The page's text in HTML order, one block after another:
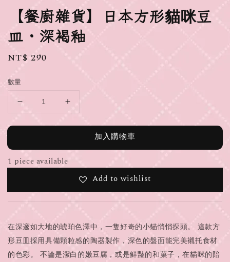
【餐廚雜貨】日本方形貓咪豆
皿・深褐釉
Regular
NT$ 290
數量
加入購物車
1 piece available
Add to wishlist
在深邃如大地的琥珀色澤中，一隻好奇的小貓悄悄探頭。 這款方
形豆皿採用具備顆粒感的陶器製作，深色的盤面能完美襯托食材
的色彩。 不論是潔白的嫩豆腐，或是鮮豔的和菓子，在貓咪的陪